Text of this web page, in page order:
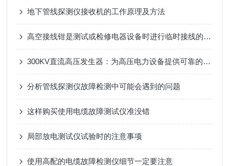
地下管线探测仪接收机的工作原理及方法
高空接线钳是测试或检修电器设备时进行临时接线的专用夹具
300KV直流高压发生器：为高压电力设备提供可靠的测试解决方案
分析管线探测仪故障检测中可能会遇到的问题
这样购买使用电缆故障测试仪准没错
局部放电测试仪试验时的注意事项
使用高配的电缆故障检测仪细节一定要注意